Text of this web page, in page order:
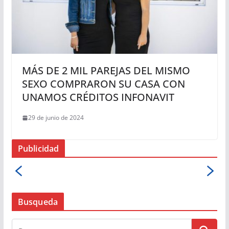
MÁS DE 2 MIL PAREJAS DEL MISMO
SEXO COMPRARON SU CASA CON
UNAMOS CRÉDITOS INFONAVIT
29 de junio de 2024
Publicidad